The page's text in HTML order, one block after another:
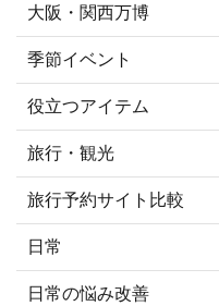
大阪・関西万博
季節イベント
役立つアイテム
旅行・観光
旅行予約サイト比較
日常
日常の悩み改善